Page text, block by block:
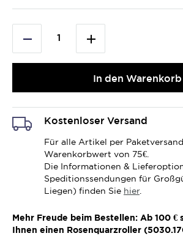
In den Warenkorb
Kostenloser Versand
Für alle Artikel per
Warenkorbwert von 75€.
Die Informationen &
Speditionssendungen für
Liegen) finden Sie hier.
Mehr Freude beim Bestellen: Ab 100 €
Ihnen einen Rosenquarzroller